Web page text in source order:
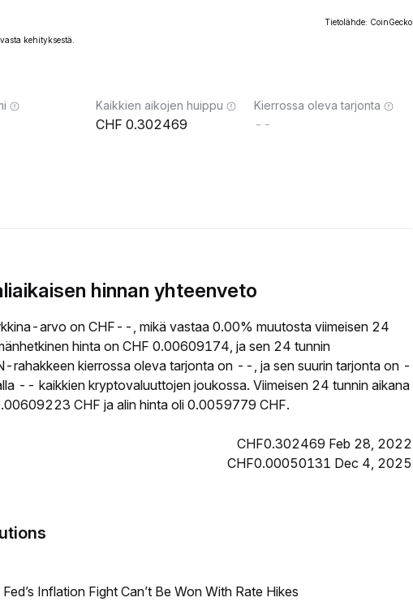
Tietolähde: CoinGecko
kehityksestä.
Kaikkien aikojen huippu
0.302469
Kierrossa oleva tarjonta
--
hinnan yhteenveto
arvo on CHF--, mikä vastaa 0.00% muutosta viimeisen 24
hinta on CHF 0.00609174, ja sen 24 tunnin
rahakkeen kierrossa oleva tarjonta on --, ja sen suurin tarjonta on -
-- kaikkien kryptovaluuttojen joukossa. Viimeisen 24 tunnin aikana
CHF ja alin hinta oli 0.0059779 CHF.
CHF0.302469 Feb 28, 2022
CHF0.00050131 Dec 4, 2025
Inflation Fight Can’t Be Won With Rate Hikes